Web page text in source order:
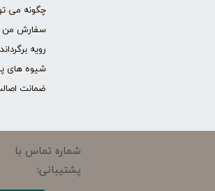
چگونه می
سفارش من
رویه
شیوه های
ضمانت
شماره تماس با
پشتیبانی: